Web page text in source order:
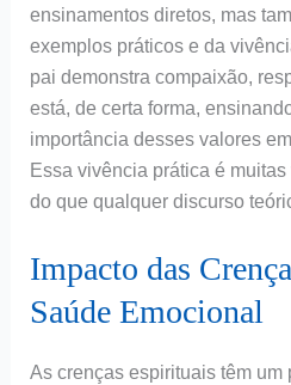
ensinamentos diretos, mas
exemplos práticos e da
pai demonstra compaixão,
está, de certa forma,
importância desses valores
Essa vivência prática é
do que qualquer discurso
Impacto das
Saúde Emocional
As crenças espirituais têm